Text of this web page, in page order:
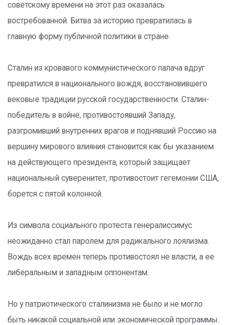
советскому времени на этот раз оказалась
востребованной. Битва за историю превратилась в
главную форму публичной политики в стране.
Сталин из кровавого коммунистического палача вдруг
превратился в национального вождя, восстановившего
вековые традиции русской государственности. Сталин-
победитель в войне, противостоявший Западу,
разгромивший внутренних врагов и поднявший Россию на
вершину мирового влияния становится как бы указанием
на действующего президента, который защищает
национальный суверенитет, противостоит гегемонии США,
борется с пятой колонной.
Из символа социального протеста генералиссимус
неожиданно стал паролем для радикального лоялизма.
Вождь всех времен теперь противостоял не власти, а ее
либеральным и западным оппонентам.
Но у патриотического сталинизма не было и не могло
быть никакой социальной или экономической программы.